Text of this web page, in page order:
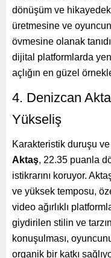
dönüşüm ve
üretmesine ve
övmesine olanak
dijital platformlarda
açlığın en güzel
4. Denizcan
Yükseliş
Karakteristik duruşu
Aktaş, 22.35 puanla
istikrarını koruyor.
ve yüksek temposu,
video ağırlıklı
giydirilen stilin ve
konuşulması,
organik bir katkı